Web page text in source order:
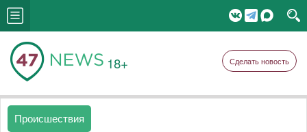
18+ Сделать новость
Происшествия